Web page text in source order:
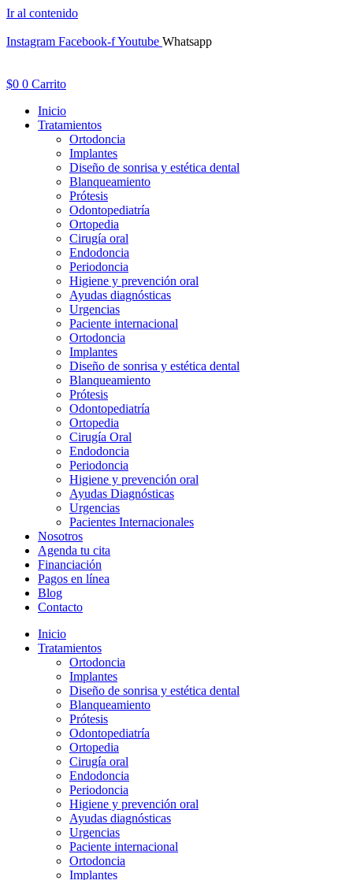
Ir al contenido
Instagram Facebook-fYoutube Whatsapp
$0 0 Carrito
Inicio
Tratamientos
Ortodoncia
Implantes
Diseño de sonrisa y estética dental
Blanqueamiento
Prótesis
Odontopediatría
Ortopedia
Cirugía oral
Endodoncia
Periodoncia
Higiene y prevención oral
Ayudas diagnósticas
Urgencias
Paciente internacional
Ortodoncia
Implantes
Diseño de sonrisa y estética dental
Blanqueamiento
Prótesis
Odontopediatría
Ortopedia
Cirugía Oral
Endodoncia
Periodoncia
Higiene y prevención oral
Ayudas Diagnósticas
Urgencias
Pacientes Internacionales
Nosotros
Agenda tu cita
Financiación
Pagos en línea
Blog
Contacto
Inicio
Tratamientos
Ortodoncia
Implantes
Diseño de sonrisa y estética dental
Blanqueamiento
Prótesis
Odontopediatría
Ortopedia
Cirugía oral
Endodoncia
Periodoncia
Higiene y prevención oral
Ayudas diagnósticas
Urgencias
Paciente internacional
Ortodoncia
Implantes